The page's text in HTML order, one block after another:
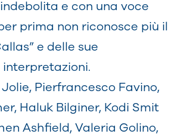
e con una voce
prima non riconosce più il
e delle sue
Pierfrancesco Favino,
Haluk Bilginer, Kodi Smit
Ashfield, Valeria Golino,